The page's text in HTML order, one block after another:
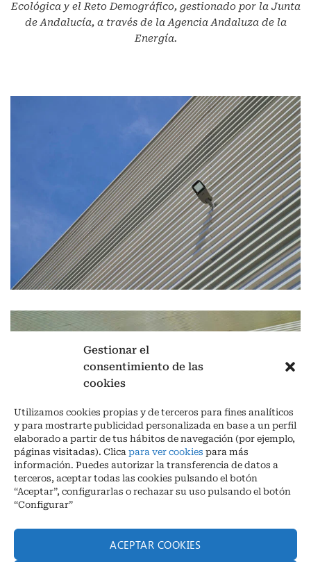
Gestionar el
consentimiento de las
cookies
Utilizamos cookies propias y de terceros para fines analíticos
y para mostrarte publicidad personalizada en base a un perfil
elaborado a partir de tus hábitos de navegación (por ejemplo,
páginas visitadas). Clica para ver cookies para más
información. Puedes autorizar la transferencia de datos a
terceros, aceptar todas las cookies pulsando el botón
“Aceptar”, configurarlas o rechazar su uso pulsando el botón
“Configurar”
ACEPTAR COOKIES
Ecológica y el Reto Demográfico, gestionado por la Junta
de Andalucía, a través de la Agencia Andaluza de la
Energía.